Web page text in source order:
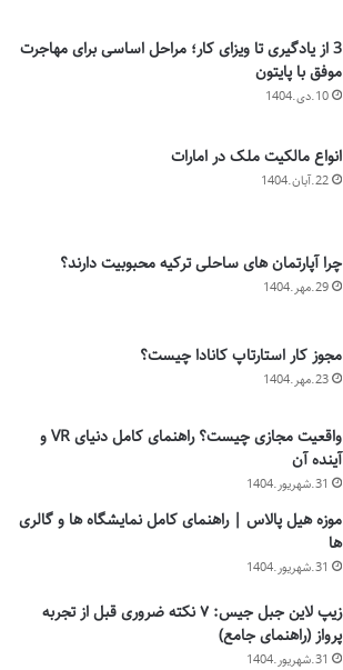
3 از یادگیری تا ویزای کار؛ مراحل اساسی برای مهاجرت
موفق با پایتون
10.دی.1404
انواع مالکیت ملک در امارات
22.آبان.1404
چرا آپارتمان های ساحلی ترکیه محبوبیت دارند؟
29.مهر.1404
مجوز کار استارتاپ کانادا چیست؟
23.مهر.1404
واقعیت مجازی چیست؟ راهنمای کامل دنیای VR و
آینده آن
31.شهریور.1404
موزه هیل پالاس | راهنمای کامل نمایشگاه ها و گالری
ها
31.شهریور.1404
زیپ لاین جبل جیس: ۷ نکته ضروری قبل از تجربه
پرواز (راهنمای جامع)
31.شهریور.1404